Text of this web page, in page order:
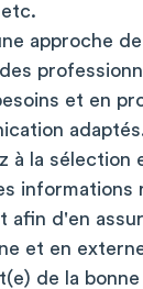
approche
et en
à la sélection
informations
afin d'en
et en
de la